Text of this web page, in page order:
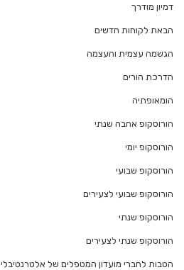
דמיון מודרך
הבאת לקוחות חדשים
הגשמה עצמית והעצמה
הדרכת הורים
הומאופתיה
הורוסקופ אהבה שנתי
הורוסקופ יומי
הורוסקופ שבועי
הורוסקופ שבועי לצעירים
הורוסקופ שנתי
הורוסקופ שנתי לצעירים
הטבות לחברי מועדון המטפלים של אלטרנטיבלי